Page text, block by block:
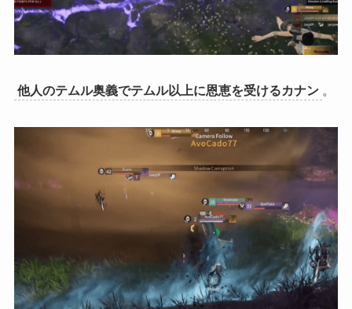
他人のテムル奥義でテムル以上に恩恵を受けるカナン 。